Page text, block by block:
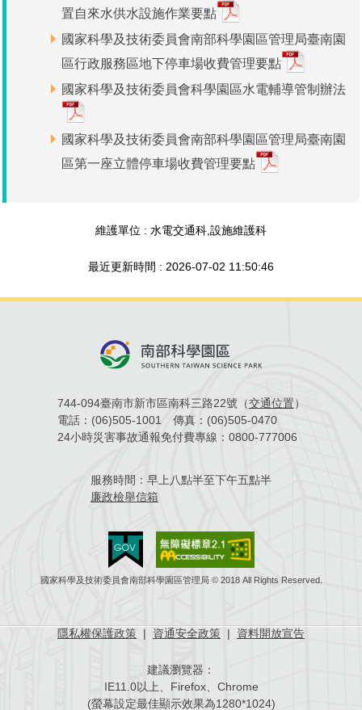
場地借用
置自來水供水設施作業要點
國家科學及技術委員會南部科學園區管理局臺南園
區行政服務區地下停車場收費管理要點
國家科學及技術委員會科學園區水電輔導管制辦法
國家科學及技術委員會南部科學園區管理局臺南園
區第一座立體停車場收費管理要點
維護單位 : 水電交通科,設施維護科
最近更新時間 : 2026-07-02 11:50:46
744-094臺南市新市區南科三路22號（交通位置）
電話： (06)505-1001 傳真： (06)505-0470
24小時災害事故通報免付費專線： 0800-777006
服務時間： 早上八點半至下午五點半
廉政檢舉信箱
國家科學及技術委員會南部科學園區管理局 © 2018 All Rights Reserved.
隱私權保護政策 | 資通安全政策 | 資料開放宣告
建議瀏覽器：
IE11.0以上、Firefox、Chrome
(螢幕設定最佳顯示效果為1280*1024)